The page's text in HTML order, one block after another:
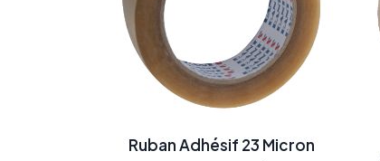
Ruban Adhésif 23 Micron